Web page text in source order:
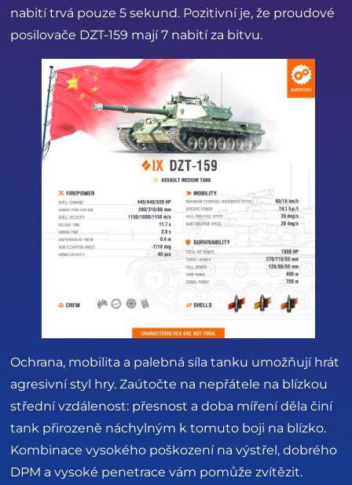
nabití trvá pouze 5 sekund. Pozitivní je, že proudové
posilovače DZT-159 mají 7 nabití za bitvu.
Ochrana, mobilita a palebná síla tanku umožňují hrát
agresivní styl hry. Zaútočte na nepřátele na blízkou
střední vzdálenost: přesnost a doba míření děla činí
tank přirozeně náchylným k tomuto boji na blízko.
Kombinace vysokého poškození na výstřel, dobrého
DPM a vysoké penetrace vám pomůže zvítězit.